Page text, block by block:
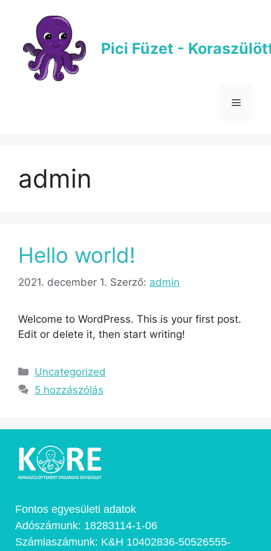
Pici Füzet -
admin
Hello world!
2021. december 1. Szerző: admin
Welcome to WordPress. This is your first post.
Edit or delete it, then start writing!
Uncategorized
5 hozzászólás
Fontos egyesületi adatok
Adószámunk: 18283114-1-06
Számlaszámunk: K&H 10402836-50526555-